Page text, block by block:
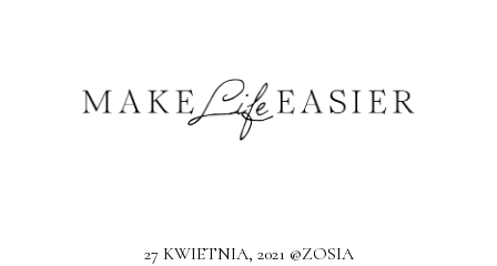
27 KWIETNIA, 2021 @ZOSIA